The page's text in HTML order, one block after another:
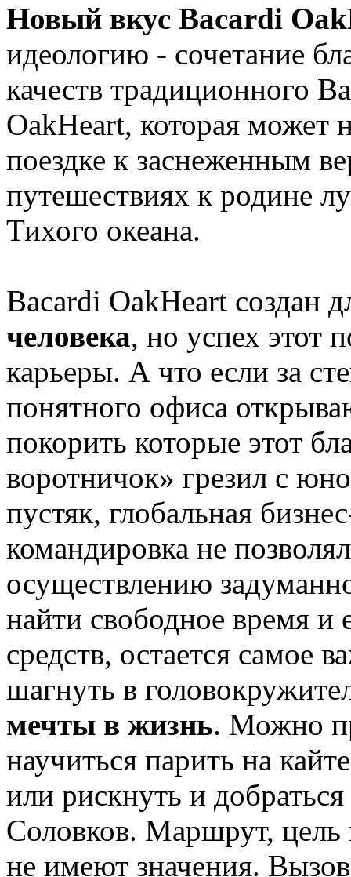
Новый вкус Bacardi
идеологию - сочетание
качеств традиционного
OakHeart, которая может
поездке к заснеженным
путешествиях к родине
Тихого океана.
Bacardi OakHeart создан
человека, но успех этот
карьеры. А что если за
понятного офиса
покорить которые этот
воротничок» грезил с
пустяк, глобальная
командировка не
осуществлению
найти свободное время и
средств, остается самое
шагнуть в
мечты в жизнь. Можно
научиться парить на
или рискнуть и
Соловков. Маршрут, цель
не имеют значения.